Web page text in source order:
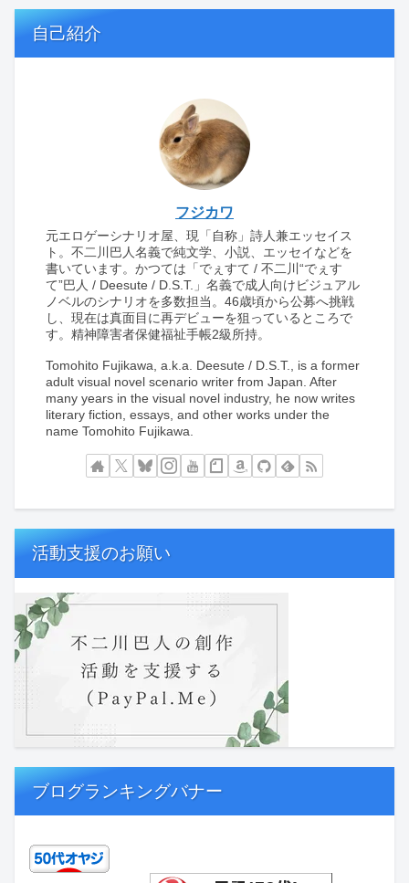
自己紹介
フジカワ
元エロゲーシナリオ屋、現「自称」詩人兼エッセイス
ト。不二川巴人名義で純文学、小説、エッセイなどを
書いています。かつては「でぇすて / 不二川“でぇす
て”巴人 / Deesute / D.S.T.」名義で成人向けビジュアル
ノベルのシナリオを多数担当。46歳頃から公募へ挑戦
し、現在は真面目に再デビューを狙っているところで
す。精神障害者保健福祉手帳2級所持。
Tomohito Fujikawa, a.k.a. Deesute / D.S.T., is a former
adult visual novel scenario writer from Japan. After
many years in the visual novel industry, he now writes
literary fiction, essays, and other works under the
name Tomohito Fujikawa.
活動支援のお願い
ブログランキングバナー